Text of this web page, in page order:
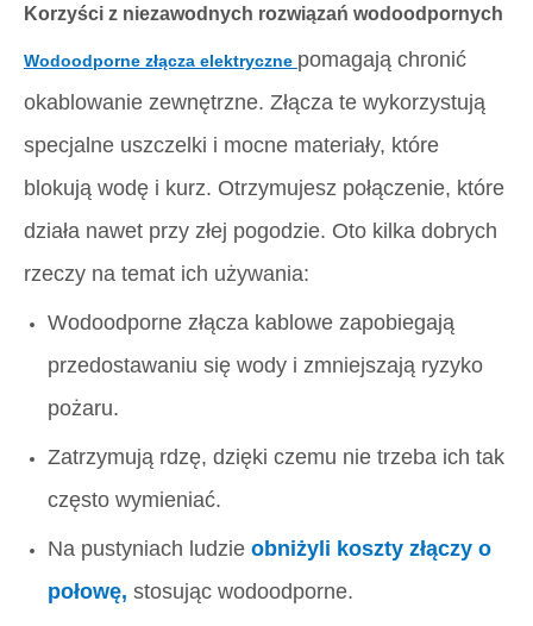
Korzyści z niezawodnych rozwiązań wodoodpornych
Wodoodporne złącza elektryczne pomagają chronić
okablowanie zewnętrzne. Złącza te wykorzystują
specjalne uszczelki i mocne materiały, które
blokują wodę i kurz. Otrzymujesz połączenie, które
działa nawet przy złej pogodzie. Oto kilka dobrych
rzeczy na temat ich używania:
Wodoodporne złącza kablowe zapobiegają
przedostawaniu się wody i zmniejszają ryzyko
pożaru.
Zatrzymują rdzę, dzięki czemu nie trzeba ich tak
często wymieniać.
Na pustyniach ludzie obniżyli koszty złączy o
połowę, stosując wodoodporne.